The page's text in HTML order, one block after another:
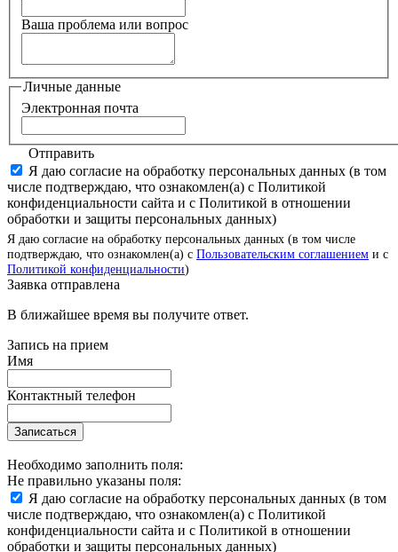
Ваша проблема или вопрос
Личные данные
Электронная почта
Отправить
Я даю согласие на обработку персональных данных (в том
числе подтверждаю, что ознакомлен(а) с Политикой
конфиденциальности сайта и с Политикой в отношении
обработки и защиты персональных данных)
Я даю согласие на обработку персональных данных (в том числе
подтверждаю, что ознакомлен(а) с Пользовательским соглашением и с
Политикой конфиденциальности)
Заявка отправлена
В ближайшее время вы получите ответ.
Запись на прием
Имя
Контактный телефон
Записаться
Необходимо заполнить поля:
Не правильно указаны поля:
Я даю согласие на обработку персональных данных (в том
числе подтверждаю, что ознакомлен(а) с Политикой
конфиденциальности сайта и с Политикой в отношении
обработки и защиты персональных данных)